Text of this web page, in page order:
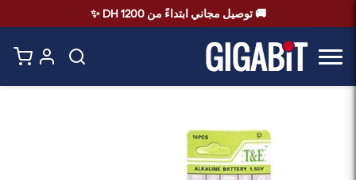
🚚 توصيل مجاني ابتداءً من 1200 DH ✨